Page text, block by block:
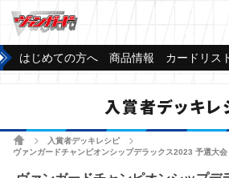
はじめての方へ 商品情報 カードリス
入賞者デッキレ
ホーム 入賞者デッキレシピ
ヴァンガードチャンピオンシップデラックス2023 予選大